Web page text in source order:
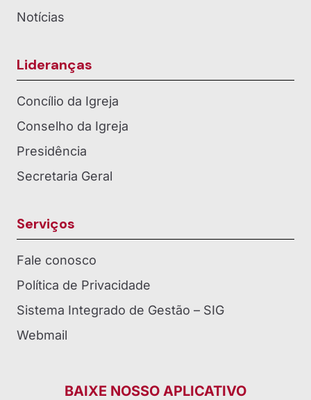
Notícias
Lideranças
Concílio da Igreja
Conselho da Igreja
Presidência
Secretaria Geral
Serviços
Fale conosco
Política de Privacidade
Sistema Integrado de Gestão – SIG
Webmail
BAIXE NOSSO APLICATIVO